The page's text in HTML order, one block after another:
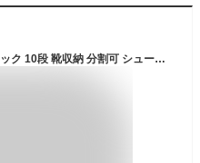
【P10!!!★限定4/24-27】シューズラック 10段 靴収納 分割可 シューズラック スリム 省スペース 組み立て式 10足 不織布 玄関に靴を効率収納 送料無料(北海道 沖縄 離島など除く)